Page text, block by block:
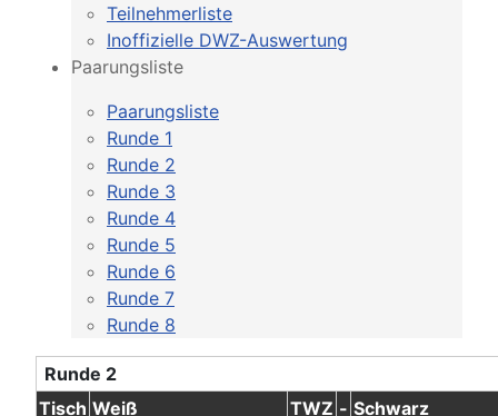
Teilnehmerliste
Inoffizielle DWZ-Auswertung
Paarungsliste
Paarungsliste
Runde 1
Runde 2
Runde 3
Runde 4
Runde 5
Runde 6
Runde 7
Runde 8
Runde 2
Tisch Weiß TWZ - Schwarz